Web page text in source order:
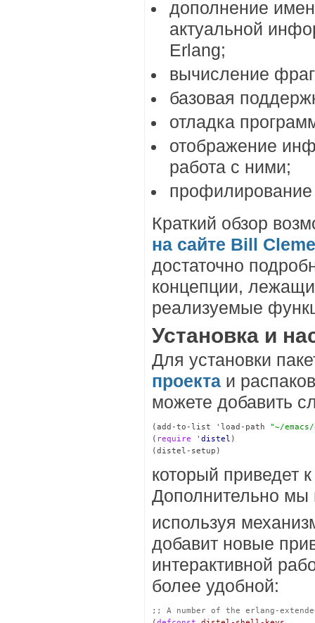
дополнение
актуальной
Erlang;
вычисление
базовая
отладка
отображение
работа с ними;
профилирование
Краткий обзор
на сайте Bill
достаточно
концепции,
реализуемые
Установка и
Для установки
проекта и
можете добавить
(add-to-list 'load-path "~/
( require ' distel )
который приведет
Дополнительно мы
используя
добавит новые
интерактивной
более удобной:
;;